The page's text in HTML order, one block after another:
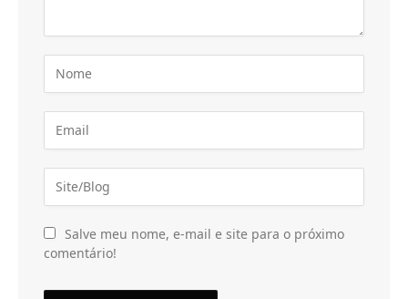
Salve meu nome, e-mail e site para o próximo
comentário!